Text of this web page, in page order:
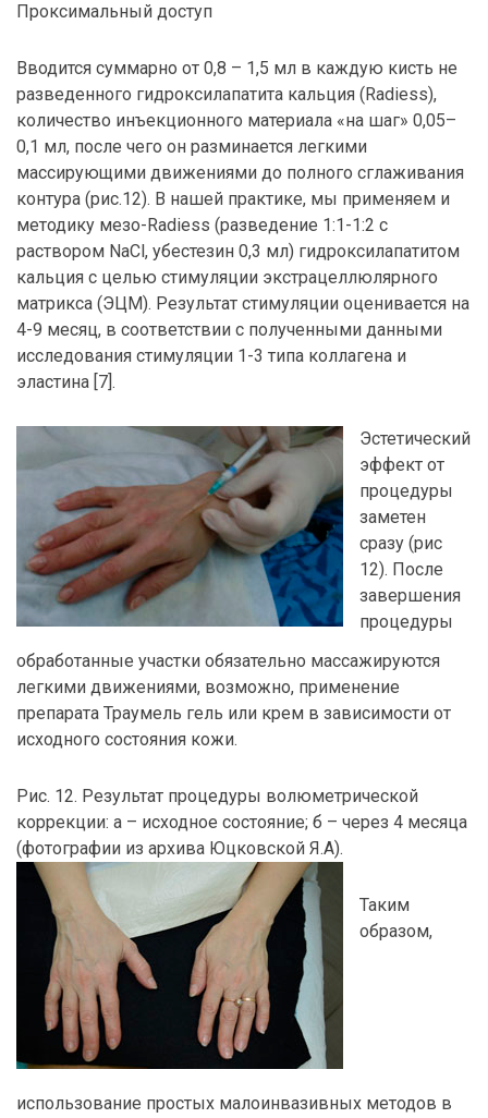
Проксимальный доступ
Вводится суммарно от 0,8 – 1,5 мл в каждую кисть не
разведенного гидроксилапатита кальция (Radiess),
количество инъекционного материала «на шаг» 0,05–
0,1 мл, после чего он разминается легкими
массирующими движениями до полного сглаживания
контура (рис.12). В нашей практике, мы применяем и
методику мезо-Radiess (разведение 1:1-1:2 c
раствором NaCl, убестезин 0,3 мл) гидроксилапатитом
кальция с целью стимуляции экстрацеллюлярного
матрикса (ЭЦМ). Результат стимуляции оценивается на
4-9 месяц, в соответствии с полученными данными
исследования стимуляции 1-3 типа коллагена и
эластина [7].
Эстетический
эффект от
процедуры
заметен
сразу (рис
12). После
завершения
процедуры
обработанные участки обязательно массажируются
легкими движениями, возможно, применение
препарата Траумель гель или крем в зависимости от
исходного состояния кожи.
Рис. 12. Результат процедуры волюметрической
коррекции: а – исходное состояние; б – через 4 месяца
(фотографии из архива Юцковской Я.А).
Таким
образом,
использование простых малоинвазивных методов в